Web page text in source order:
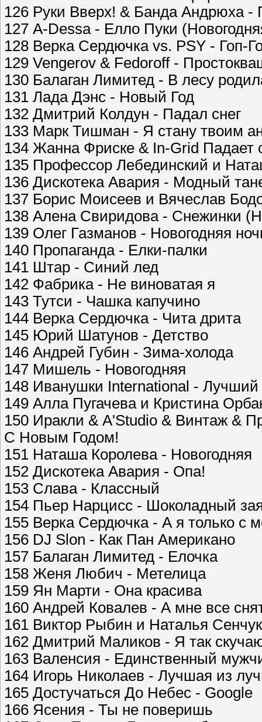
126 Руки Вверх! & Банда Андрюха -
127 A-Dessa - Елло Пуки
128 Верка Сердючка vs. PSY - Гоп-
129 Vengerov & Fedoroff -
130 Балаган Лимитед - В лесу
131 Лада Дэнс - Новый Год
132 Дмитрий Колдун - Падал снег
133 Марк Тишман - Я стану твоим
134 Жанна Фриске & In-Grid Падает
135 Профессор Лебединский и
136 Дискотека Авария - Модный
137 Борис Моисеев и Вячеслав
138 Алена Свиридова - Снежинки
139 Олег Газманов - Новогодняя
140 Пропаганда - Елки-палки
141 Штар - Синий лед
142 Фабрика - Не виноватая я
143 Тутси - Чашка капучино
144 Верка Сердючка - Чита дрита
145 Юрий Шатунов - Детство
146 Андрей Губин - Зима-холода
147 Мишель - Новогодняя
148 Иванушки International - Лучший
149 Алла Пугачева и Кристина
150 Иракли & A'Studio & Винтаж &
С Новым Годом!
151 Наташа Королева - Новогодняя
152 Дискотека Авария - Опа!
153 Слава - Классный
154 Пьер Нарцисс - Шоколадный
155 Верка Сердючка - А я только с
156 DJ Slon - Как Пан Американо
157 Балаган Лимитед - Елочка
158 Женя Любич - Метелица
159 Ян Марти - Она красива
160 Андрей Ковалев - А мне все
161 Виктор Рыбин и Наталья
162 Дмитрий Маликов - Я так
163 Валенсия - Единственный
164 Игорь Николаев - Лучшая из
165 Достучаться До Небес - Google
166 Ясения - Ты не поверишь